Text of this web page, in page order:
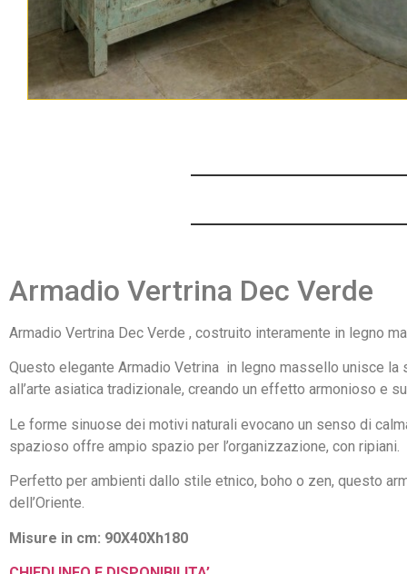
Armadio Vertrina Dec Verde
Armadio Vertrina Dec Verde , costruito interamente in legno
Questo elegante Armadio Vetrina in legno massello unisce
all’arte asiatica tradizionale, creando un effetto armonioso e
Le forme sinuose dei motivi naturali evocano un senso di
spazioso offre ampio spazio per l’organizzazione, con ripiani.
Perfetto per ambienti dallo stile etnico, boho o zen, questo
dell’Oriente.
Misure in cm: 90X40Xh180